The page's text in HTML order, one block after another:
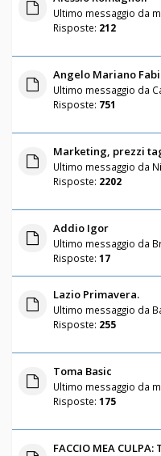
Ultimo messaggio da
Risposte: 212
Angelo Mariano
Ultimo messaggio da
Risposte: 751
Marketing, prezzi
Ultimo messaggio da
Risposte: 2202
Addio Igor
Ultimo messaggio da
Risposte: 17
Lazio Primavera.
Ultimo messaggio da
Risposte: 255
Toma Basic
Ultimo messaggio da
Risposte: 175
FACCIO MEA CULPA: